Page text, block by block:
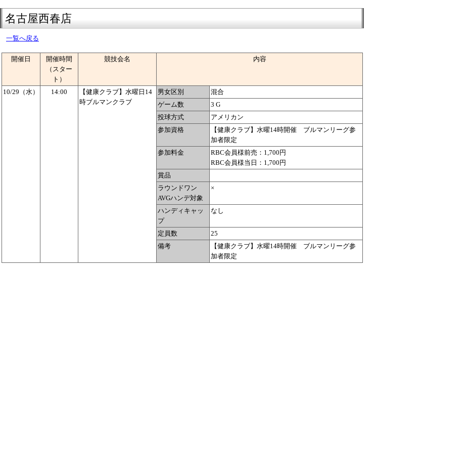
名古屋西春店
一覧へ戻る
開催日
開催時間
（スター
ト）
競技会名 内容
10/29（水） 14:00
【健康クラブ】水曜日14
時ブルマンクラブ
男女区別
混合
ゲーム数
3 G
投球方式
アメリカン
参加資格
【健康クラブ】水曜14時開催 ブルマンリーグ参
加者限定
参加料金
RBC会員様前売：1,700円
RBC会員様当日：1,700円
賞品
ラウンドワン
AVGハンデ対象
×
ハンディキャッ
プ
なし
定員数
25
備考
【健康クラブ】水曜14時開催 ブルマンリーグ参
加者限定